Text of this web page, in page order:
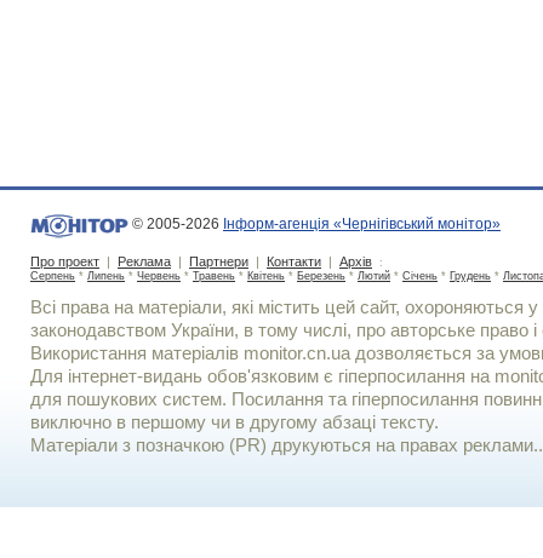
© 2005-2026 Інформ-агенція «Чернігівський монітор»
Про проект | Реклама | Партнери | Контакти | Архів :
Серпень * Липень * Червень * Травень * Квітень * Березень * Лютий * Січень * Грудень *
Всі права на матеріали, які містить цей сайт, охороняються у
законодавством України, в тому числі, про авторське право і
Використання матерiалiв monitor.cn.ua дозволяється за
Для iнтернет-видань обов'язковим є гiперпосилання на
для пошукових систем. Посилання та гіперпосилання
виключно в першому чи в другому абзаці тексту.
Матеріали з позначкою (PR) друкуються на правах реклами..